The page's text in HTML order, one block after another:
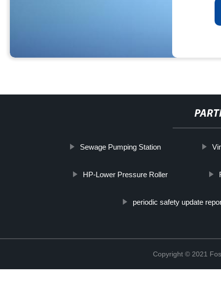
Sewage Pumping Station
HP-Lower Pressure Roller
periodic safety update
Copyright © 2021